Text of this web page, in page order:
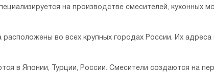
на производстве смесителей, кухонных
во всех крупных городах России. Их
в Японии, Турции, России. Смесители создаются на